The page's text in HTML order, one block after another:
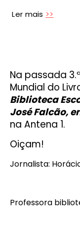
Ler mais >>
Na passada
Mundial do
Biblioteca
José Falcão,
na Antena 1.
Oiçam!
Jornalista:
Professora